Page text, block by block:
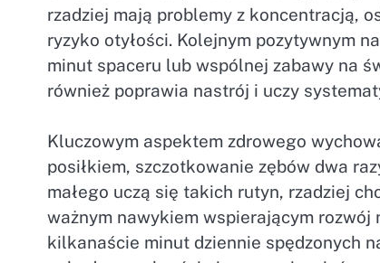
rzadziej mają problemy z koncentracją,
ryzyko otyłości. Kolejnym pozytywnym
minut spaceru lub wspólnej zabawy na
również poprawia nastrój i uczy
Kluczowym aspektem zdrowego
posiłkiem, szczotkowanie zębów dwa
małego uczą się takich rutyn, rzadziej
ważnym nawykiem wspierającym rozwój
kilkanaście minut dziennie spędzonych